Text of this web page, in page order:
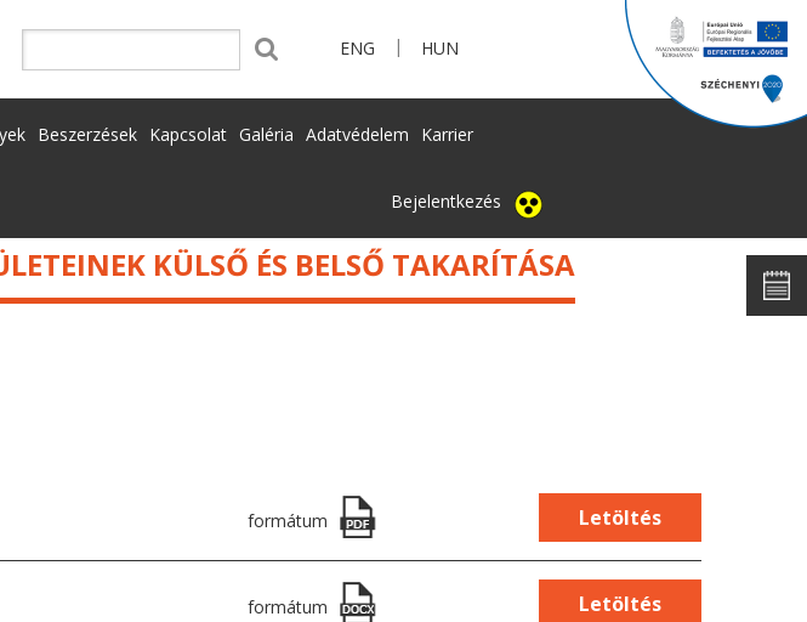
ENG | HUN
Beszerzések Kapcsolat Galéria Adatvédelem Karrier
Bejelentkezés
KÜLSŐ ÉS BELSŐ TAKARÍTÁSA
formátum Letöltés
formátum Letöltés